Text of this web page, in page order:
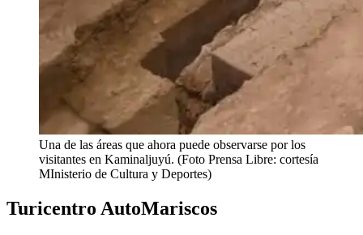
Una de las áreas que ahora puede observarse por los
visitantes en Kaminaljuyú. (Foto Prensa Libre: cortesía
MInisterio de Cultura y Deportes)
Turicentro AutoMariscos